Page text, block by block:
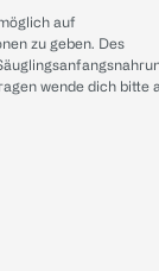
auf
zu geben. Des
wende dich bitte